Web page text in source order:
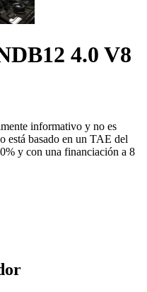
DB12 4.0 V8
informativo y no es
está basado en un TAE del
y con una financiación a 8